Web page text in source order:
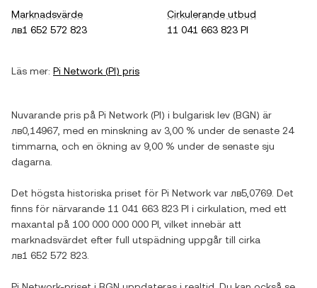
Marknadsvärde
лв1 652 572 823
Cirkulerande utbud
11 041 663 823 PI
Läs mer: Pi Network (PI) pris
Nuvarande pris på Pi Network (PI) i bulgarisk lev (BGN) är
лв0,14967 , med en minskning av 3,00 % under de senaste 24
timmarna, och en ökning av 9,00 % under de senaste sju
dagarna.
Det högsta historiska priset för Pi Network var лв5,0769 . Det
finns för närvarande 11 041 663 823 PI i cirkulation, med ett
maxantal på 100 000 000 000 PI , vilket innebär att
marknadsvärdet efter full utspädning uppgår till cirka
лв1 652 572 823